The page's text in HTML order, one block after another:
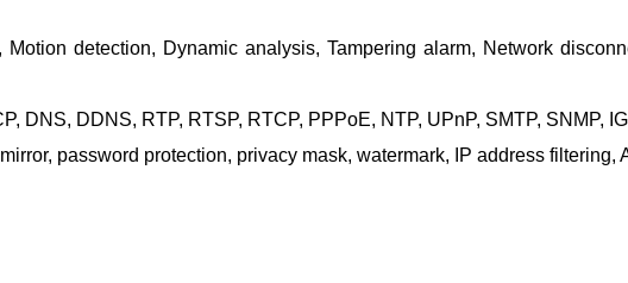
detection, Dynamic analysis, Tampering alarm, Network
DNS, DDNS, RTP, RTSP, RTCP, PPPoE, NTP, UPnP, SMTP, SNMP,
password protection, privacy mask, watermark, IP address filtering,